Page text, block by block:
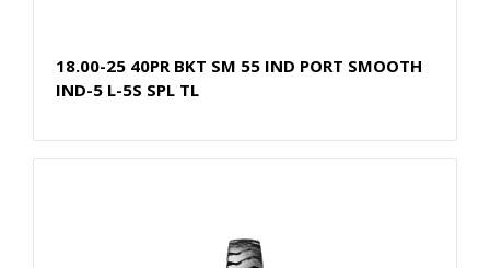
18.00-25 40PR BKT SM 55 IND PORT SMOOTH
IND-5 L-5S SPL TL